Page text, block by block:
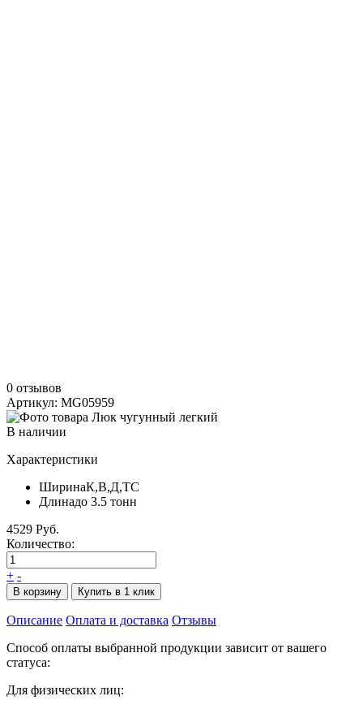
0 отзывов
Артикул: MG05959
В наличии
Характеристики
ШиринаК,В,Д,ТС
Длинадо 3.5 тонн
4529 Руб.
Количество:
+ -
В корзину Купить в 1 клик
Описание Оплата и доставка Отзывы
Способ оплаты выбранной продукции зависит от вашего
статуса:
Для физических лиц: